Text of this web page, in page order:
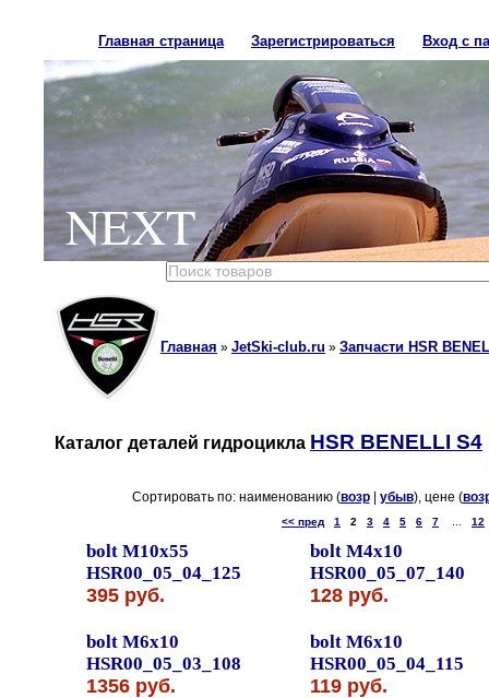
Главная страница Зарегистрироваться Вход с
NEXT
Главная » JetSki-club.ru » Запчасти HSR
Каталог деталей гидроцикла HSR BENELLI S4
Сортировать по: наименованию (возр| убыв), цене (
<< пред 1 2 3 4 5 6 7 12
bolt M10x55
HSR00_05_04_125
395 руб.
bolt M4x10
HSR00_05_07_140
128 руб.
bolt M6x10
HSR00_05_03_108
1356 руб.
bolt M6x10
HSR00_05_04_115
119 руб.